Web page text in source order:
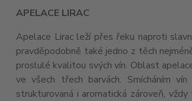
APELACE LIRAC
Apelace Lirac leží přes řeku naproti
pravděpodobně také jedno z těch
proslulé kvalitou svých vín. Oblast
ve všech třech barvách. Smícháním
strukturovaná i aromatická zároveň,